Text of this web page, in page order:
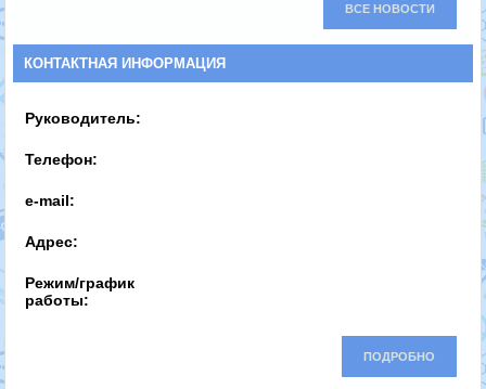
ВСЕ НОВОСТИ
КОНТАКТНАЯ ИНФОРМАЦИЯ
Руководитель:
Телефон:
e-mail:
Адрес:
Режим/график
работы:
ПОДРОБНО